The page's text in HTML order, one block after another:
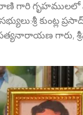
రాణి గారి
కుంట్ల
గారు,